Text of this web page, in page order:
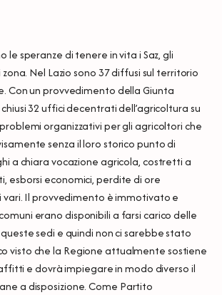
le speranze di tenere in vita i Saz, gli
Nel Lazio sono 37 diffusi sul territorio
Con un provvedimento della Giunta
32 uffici decentrati dell’agricoltura su
organizzativi per gli agricoltori che
senza il loro storico punto di
a chiara vocazione agricola, costretti a
esborsi economici, perdite di ore
vari. Il provvedimento è immotivato e
erano disponibili a farsi carico delle
sedi e quindi non ci sarebbe stato
visto che la Regione attualmente sostiene
e dovrà impiegare in modo diverso il
a disposizione. Come Partito